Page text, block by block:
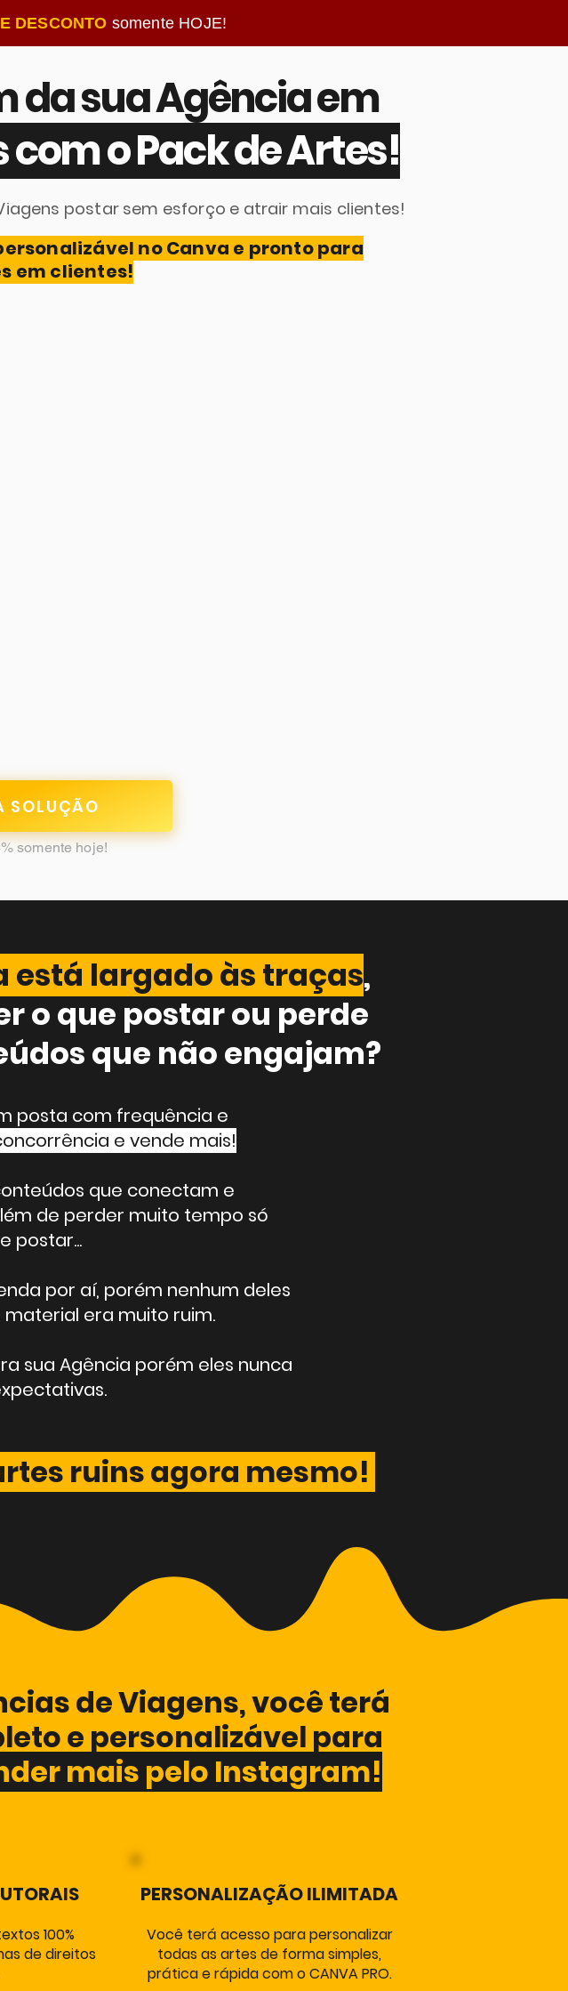
DESCONTO somente HOJE!
da sua Agência em
o Pack de Artes!
postar sem esforço e atrair mais clientes!
no Canva e pronto para
em clientes!
SOLUÇÃO
somente hoje!​
está largado às traças,
o que postar ou perde
que não engajam?
posta com frequência e
e vende mais!
que conectam e
de perder muito tempo só
postar...
por aí, porém nenhum deles
era muito ruim.
sua Agência porém eles nunca
ruins agora mesmo!
de Viagens, você terá
e personalizável para
mais pelo Instagram!
100%
de direitos
PERSONALIZAÇÃO ILIMITADA
Você terá acesso para personalizar
todas as artes de forma simples,
prática e rápida com o CANVA PRO.